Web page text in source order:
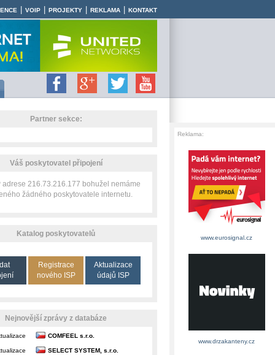
VOIP PROJEKTY REKLAMA KONTAKT
Partner sekce:
Váš poskytovatel připojení
adrese 216.73.216.177 bohužel nemáme
žádného poskytovatele internetu.
Katalog poskytovatelů
Registrace
nového ISP
Aktualizace
údajů ISP
Nejnovější zprávy z databáze
COMFEEL s.r.o.
SELECT SYSTEM, s.r.o.
Reklama:
www.eurosignal.cz
www.drzakanteny.cz